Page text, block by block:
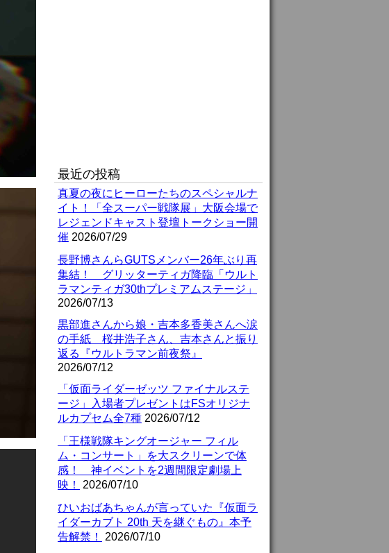
最近の投稿
真夏の夜にヒーローたちのスペシャルナ
イト！「全スーパー戦隊展」大阪会場で
レジェンドキャスト登壇トークショー開
催 2026/07/29
長野博さんらGUTSメンバー26年ぶり再
集結！ グリッターティガ降臨「ウルト
ラマンティガ30thプレミアムステージ」
2026/07/13
黒部進さんから娘・吉本多香美さんへ涙
の手紙 桜井浩子さん、吉本さんと振り
返る『ウルトラマン前夜祭』
2026/07/12
「仮面ライダーゼッツ ファイナルステ
ージ」入場者プレゼントはFSオリジナ
ルカプセム全7種 2026/07/12
「王様戦隊キングオージャー フィル
ム・コンサート」を大スクリーンで体
感！ 神イベントを2週間限定劇場上
映！
2026/07/10
ひいおばあちゃんが言っていた『仮面ラ
イダーカブト 20th 天を継ぐもの』本予
告解禁！
2026/07/10